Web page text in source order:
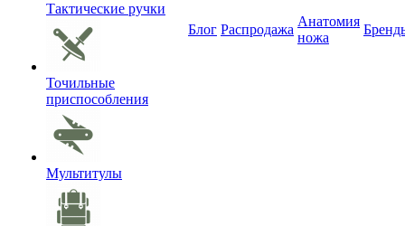
Тактические ручки
Точильные
приспособления
Мультитулы
Блог Распродажа
Анатомия
ножа